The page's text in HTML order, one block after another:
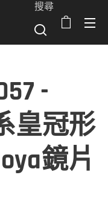
搜尋
-
皇冠形
鏡片